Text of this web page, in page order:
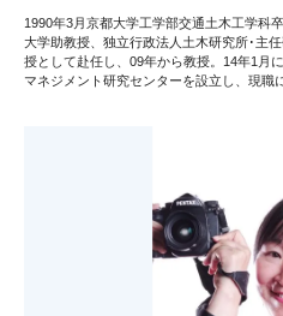
1990年3月京都大学工学部交通土木工学科
大学助教授、独立行政法人土木研究所･主
授として赴任し、09年から教授。14年1月
マネジメント研究センターを設立し、現職